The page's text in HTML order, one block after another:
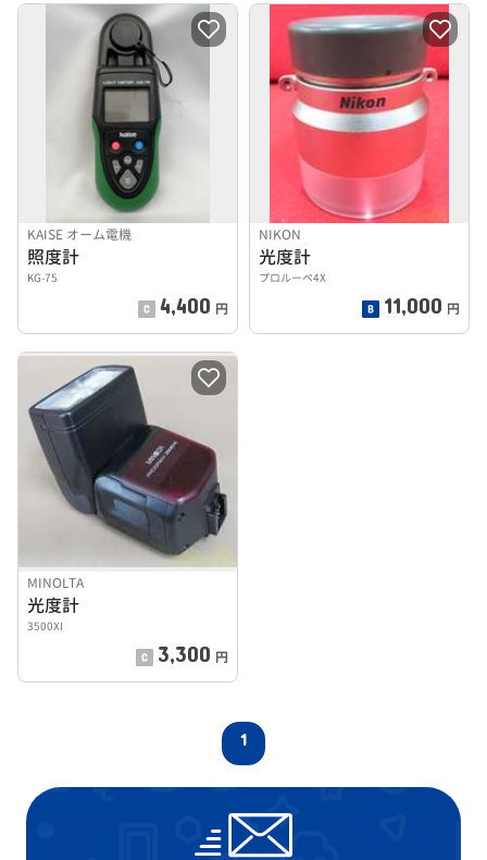
KAISE オーム電機
照度計
KG-75
4,400 円
NIKON
光度計
プロルーペ4X
11,000 円
MINOLTA
光度計
3500XI
3,300 円
1